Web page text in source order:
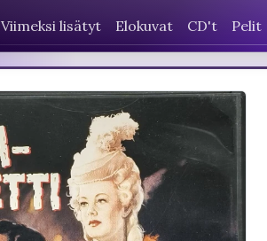
Viimeksi lisätyt Elokuvat CD't Pelit